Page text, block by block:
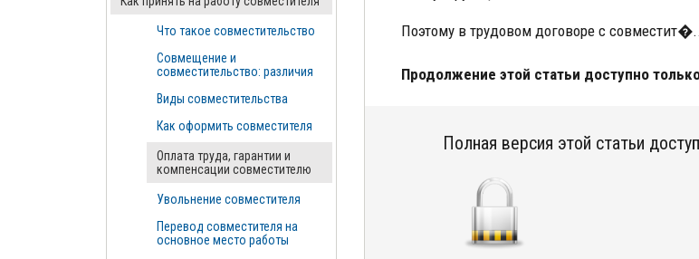
Поэтому в трудовом договоре с
Продолжение этой статьи доступно
Полная версия этой статьи
Что такое совместительство
Совмещение и
совместительство: различия
Виды совместительства
Как оформить совместителя
Оплата труда, гарантии и
компенсации совместителю
Увольнение совместителя
Перевод совместителя на
основное место работы